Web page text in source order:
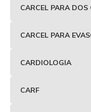
CARCEL PARA DOS
CARCEL PARA
CARDIOLOGIA
CARF